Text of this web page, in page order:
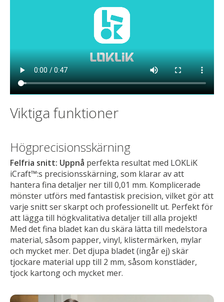
Viktiga funktioner
Högprecisionsskärning
Felfria snitt: Uppnå perfekta resultat med LOKLiK
iCraft™:s precisionsskärning, som klarar av att
hantera fina detaljer ner till 0,01 mm. Komplicerade
mönster utförs med fantastisk precision, vilket gör att
varje snitt ser skarpt och professionellt ut. Perfekt för
att lägga till högkvalitativa detaljer till alla projekt!
Med det fina bladet kan du skära lätta till medelstora
material, såsom papper, vinyl, klistermärken, mylar
och mycket mer. Det djupa bladet (ingår ej) skär
tjockare material upp till 2 mm, såsom konstläder,
tjock kartong och mycket mer.